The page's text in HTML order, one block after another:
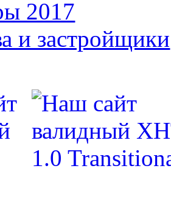
2017
и застройщики